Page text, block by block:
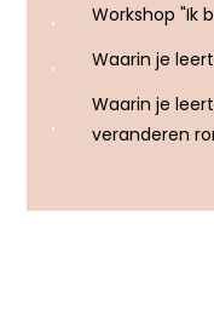
Workshop "Ik
Waarin je
Waarin je
veranderen